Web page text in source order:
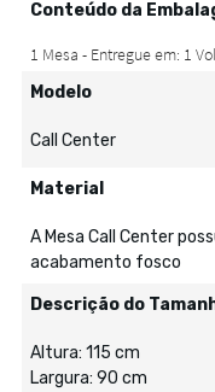
Conteúdo da
Modelo
Call Center
Material
A Mesa Call Center
acabamento fosco
Descrição do
Altura: 115 cm
Largura: 90 cm